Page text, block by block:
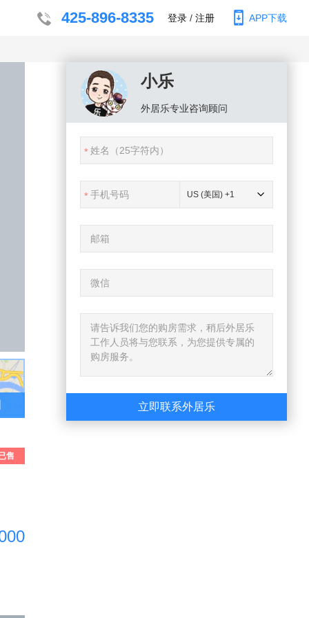
425-896-8335 登录 / 注册 APP下载
售
小乐
外居乐专业咨询顾问
US (美国) +1
立即联系外居乐